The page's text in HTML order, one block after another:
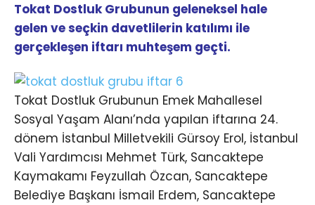
Tokat Dostluk Grubunun geleneksel hale
gelen ve seçkin davetlilerin katılımı ile
gerçekleşen iftarı muhteşem geçti.
Tokat Dostluk Grubunun Emek Mahallesel
Sosyal Yaşam Alanı’nda yapılan iftarına 24.
dönem İstanbul Milletvekili Gürsoy Erol, İstanbul
Vali Yardımcısı Mehmet Türk, Sancaktepe
Kaymakamı Feyzullah Özcan, Sancaktepe
Belediye Başkanı İsmail Erdem, Sancaktepe